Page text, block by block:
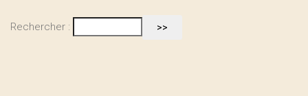
Rechercher :